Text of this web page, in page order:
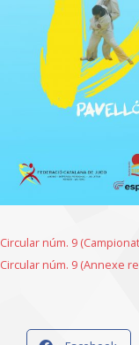
Circular núm. 9
Circular núm. 9 (Annexe